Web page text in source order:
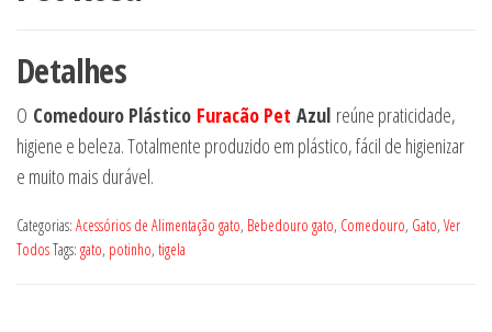
Detalhes
O Comedouro Plástico Furacão Pet Azul reúne praticidade,
higiene e beleza. Totalmente produzido em plástico, fácil de higienizar
e muito mais durável.
Categorias: Acessórios de Alimentação gato, Bebedouro gato, Comedouro, Gato, Ver
TodosTags: gato, potinho, tigela